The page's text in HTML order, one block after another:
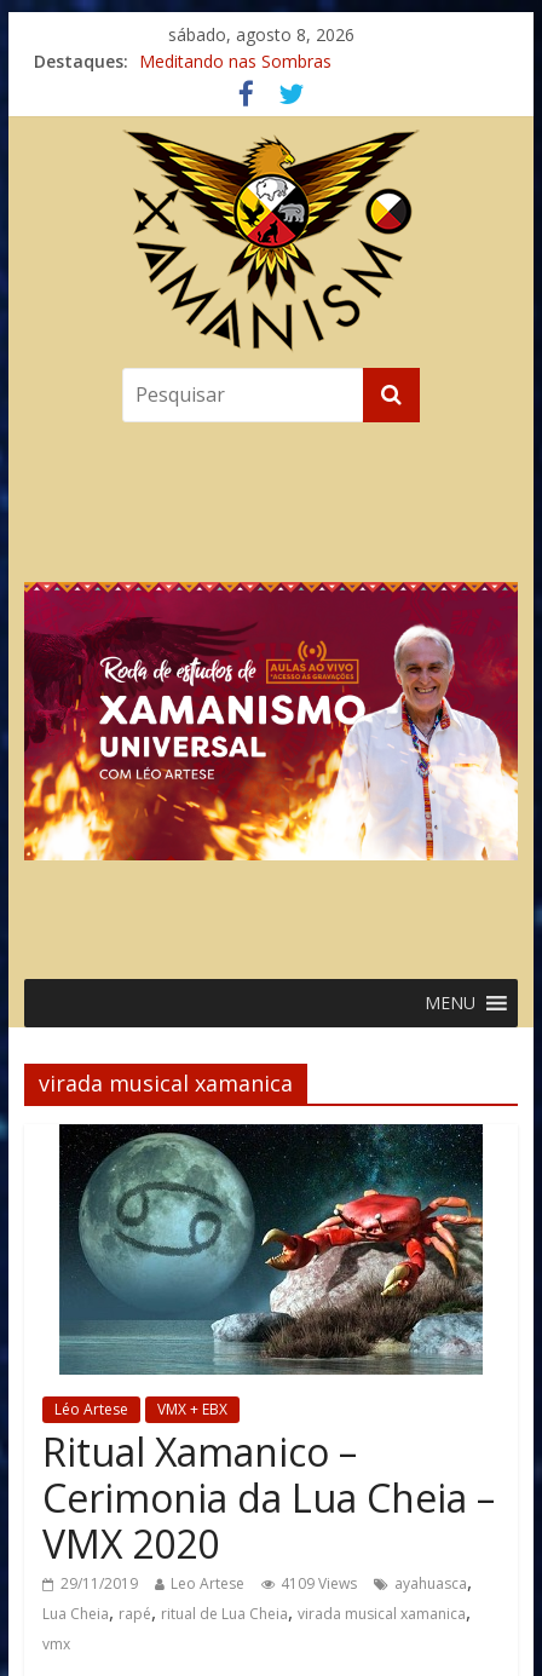
sábado, agosto 8, 2026
Destaques: Meditando nas Sombras
Autosuficiência: A Jornada do Espírito Ancestral
Xamanismo Universal
Totens – Caminho Espiritual – Crescimento
Imaginação na Cura
MENU
virada musical xamanica
Léo Artese VMX + EBX
Ritual Xamanico –
Cerimonia da Lua Cheia –
VMX 2020
29/11/2019 Leo Artese 4109 Views ayahuasca,
Lua Cheia, rapé, ritual de Lua Cheia, virada musical xamanica,
vmx